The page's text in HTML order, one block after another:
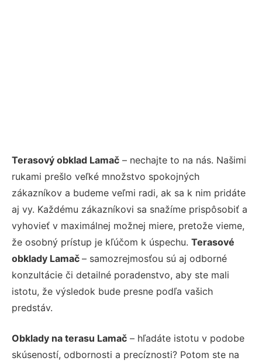
Terasový obklad Lamač – nechajte to na nás. Našimi
rukami prešlo veľké množstvo spokojných
zákazníkov a budeme veľmi radi, ak sa k nim pridáte
aj vy. Každému zákazníkovi sa snažíme prispôsobiť a
vyhovieť v maximálnej možnej miere, pretože vieme,
že osobný prístup je kľúčom k úspechu. Terasové
obklady Lamač – samozrejmosťou sú aj odborné
konzultácie či detailné poradenstvo, aby ste mali
istotu, že výsledok bude presne podľa vašich
predstáv.
Obklady na terasu Lamač – hľadáte istotu v podobe
skúseností, odbornosti a precíznosti? Potom ste na